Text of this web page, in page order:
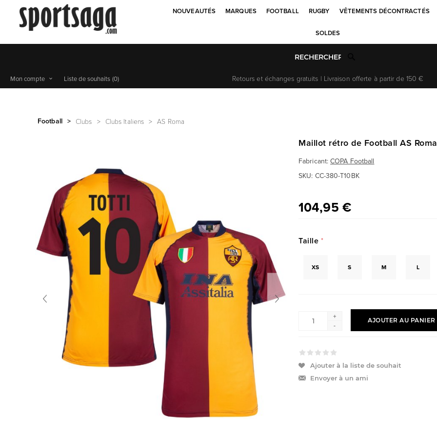
NOUVEAUTÉS MARQUES FOOTBALL RUGBY VÊTEMENTS DÉCONTRACTÉS
SOLDES
Retours et échanges gratuits | Livraison offerte à partir de 150 €
Mon compte Liste de souhaits (0)
Football > Clubs > Clubs Italiens > AS Roma
Maillot rétro de Football AS
Fabricant: COPA Football
SKU: CC-380-T10BK
104,95 €
Taille *
XS S M L
+
-
AJOUTER AU PANIER
Ajouter à la liste de souhait
Envoyer à un ami